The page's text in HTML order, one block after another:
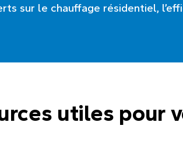
sur le chauffage résidentiel,
utiles pour